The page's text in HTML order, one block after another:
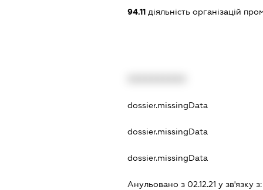
94.11діяльність організацій
dossier.missingData
dossier.missingData
dossier.missingData
Анульовано з 02.12.21 у зв'язку з: